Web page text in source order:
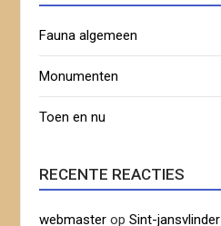
Fauna algemeen
Monumenten
Toen en nu
RECENTE REACTIES
webmaster opSint-jansvlinder